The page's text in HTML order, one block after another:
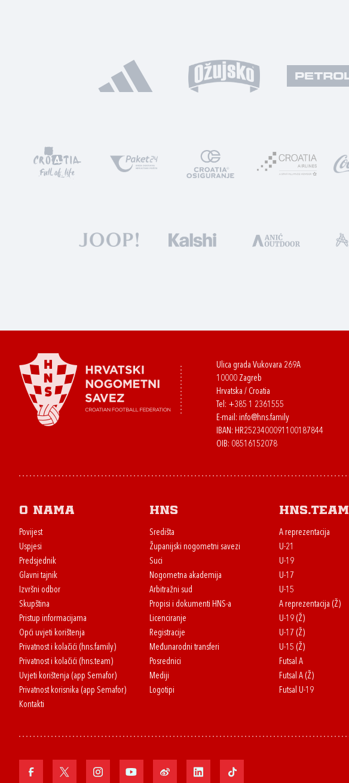
Ulica grada Vukovara 269A
10000 Zagreb
Hrvatska / Croatia
Tel: +385 1 2361555
E-mail: info@hns.family
IBAN: HR2523400091100187844
OIB: 08516152078
O nama
Povijest
Uspjesi
Predsjednik
Glavni tajnik
Izvršni odbor
Skupština
Pristup informacijama
Opći uvjeti korištenja
Privatnost i kolačići (hns.family)
Privatnost i kolačići (hns.team)
Uvjeti korištenja (app Semafor)
Privatnost korisnika (app Semafor)
Kontakti
HNS
Središta
Županijski nogometni savezi
Suci
Nogometna akademija
Arbitražni sud
Propisi i dokumenti HNS-a
Licenciranje
Registracije
Međunarodni transferi
Posrednici
Mediji
Logotipi
HNS.team
A reprezentacija
U-21
U-19
U-17
U-15
A reprezentacija (Ž)
U-19 (Ž)
U-17 (Ž)
U-15 (Ž)
Futsal A
Futsal A (Ž)
Futsal U-19